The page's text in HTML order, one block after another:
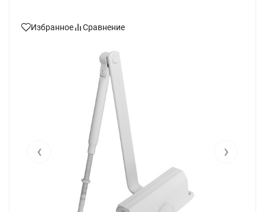
Избранное Сравнение
‹ ›